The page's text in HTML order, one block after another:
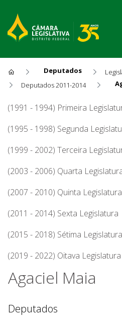
Deputados
Deputados 2011-2014
Agaciel Maia
(1991 - 1994) Primeira
(1995 - 1998) Segunda
(1999 - 2002) Terceira
(2003 - 2006) Quarta
(2007 - 2010) Quinta Legislatura
(2011 - 2014) Sexta Legislatura
(2015 - 2018) Sétima Legislatura
(2019 - 2022) Oitava Legislatura
Agaciel Maia
Deputados